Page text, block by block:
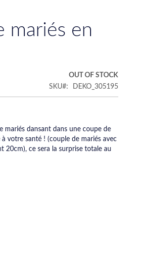
mariés en
OUT OF STOCK
SKU
DEKO_305195
mariés dansant dans une coupe de
votre santé ! (couple de mariés avec
20cm), ce sera la surprise totale au